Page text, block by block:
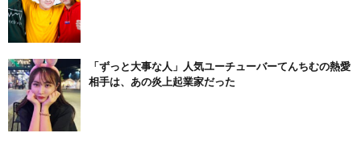
「ずっと大事な人」人気ユーチューバーてんちむの熱愛
相手は、あの炎上起業家だった